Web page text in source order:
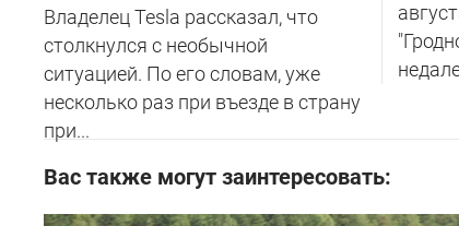
Владелец Tesla рассказал, что
столкнулся с необычной
ситуацией. По его словам, уже
несколько раз при въезде в страну
при...
Вас также могут заинтересовать: